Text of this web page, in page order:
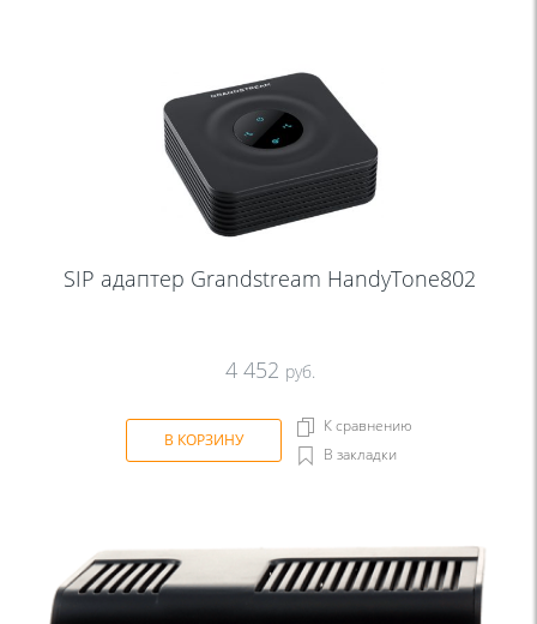
SIP aдаптер Grandstream HandyTone802
4 452 руб.
В КОРЗИНУ
К сравнению
В закладки